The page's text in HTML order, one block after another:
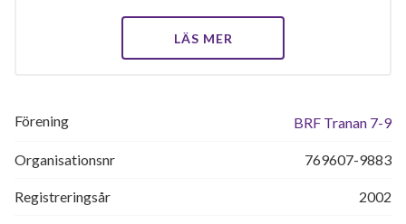
LÄS MER
Förening BRF Tranan 7-9
Organisationsnr 769607-9883
Registreringsår 2002